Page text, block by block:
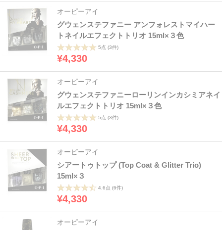
オーピーアイ
グウェンステファニー アンフォレストマイハー
トネイルエフェクトトリオ 15ml×３色
5点 (3件)
¥4,330
オーピーアイ
グウェンステファニーローリンインカシミアネイ
ルエフェクトトリオ 15ml×３色
5点 (3件)
¥4,330
オーピーアイ
シアートゥトップ (Top Coat & Glitter Trio)
15ml×３
4.6点 (6件)
¥4,330
オーピーアイ